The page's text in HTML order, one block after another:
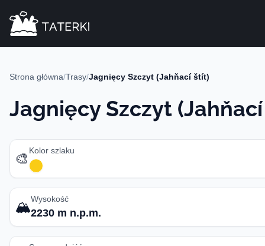
Strona główna/Trasy/Jagnięcy Szczyt (Jahňací štít)
Jagnięcy Szczyt
🎨 Kolor szlaku
🏔️Wysokość
2230 m n.p.m.